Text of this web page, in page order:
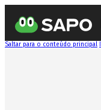
Saltar para o conteúdo principal